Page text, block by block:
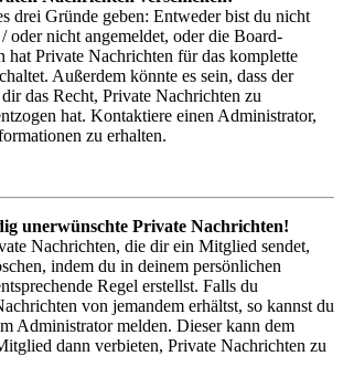
drei Gründe geben: Entweder bist du nicht
oder nicht angemeldet, oder die Board-
hat Private Nachrichten für das komplette
Außerdem könnte es sein, dass der
das Recht, Private Nachrichten zu
hat. Kontaktiere einen Administrator,
zu erhalten.
unerwünschte Private Nachrichten!
Nachrichten, die dir ein Mitglied sendet,
indem du in deinem persönlichen
Regel erstellst. Falls du
von jemandem erhältst, so kannst du
Administrator melden. Dieser kann dem
dann verbieten, Private Nachrichten zu